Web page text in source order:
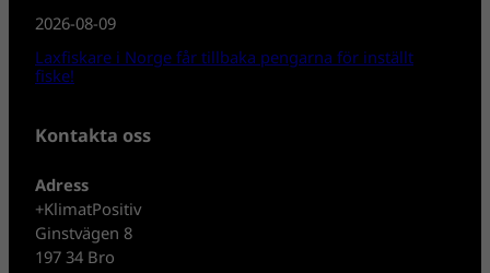
2026-08-09
Laxfiskare i Norge får tillbaka pengarna för inställt
fiske!
Kontakta oss
Adress
+KlimatPositiv
Ginstvägen 8
197 34 Bro